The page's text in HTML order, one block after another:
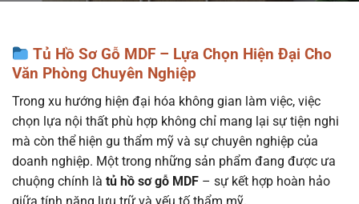
Tủ Hồ Sơ Gỗ MDF – Lựa Chọn Hiện Đại Cho
Văn Phòng Chuyên Nghiệp
Trong xu hướng hiện đại hóa không gian làm việc, việc
chọn lựa nội thất phù hợp không chỉ mang lại sự tiện nghi
mà còn thể hiện gu thẩm mỹ và sự chuyên nghiệp của
doanh nghiệp. Một trong những sản phẩm đang được ưa
chuộng chính là tủ hồ sơ gỗ MDF – sự kết hợp hoàn hảo
giữa tính năng lưu trữ và yếu tố thẩm mỹ.